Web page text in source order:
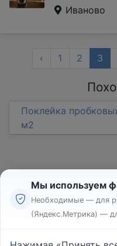
Иваново
‹ 1 2 3
Поклейка
м2
Мы используем
Необходимые — для
(Яндекс.Метрика) —